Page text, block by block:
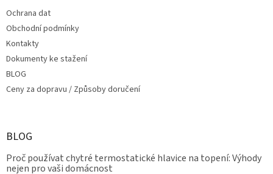
Ochrana dat
Obchodní podmínky
Kontakty
Dokumenty ke stažení
BLOG
Ceny za dopravu / Způsoby doručení
BLOG
Proč používat chytré termostatické hlavice na topení: Výhody
nejen pro vaši domácnost